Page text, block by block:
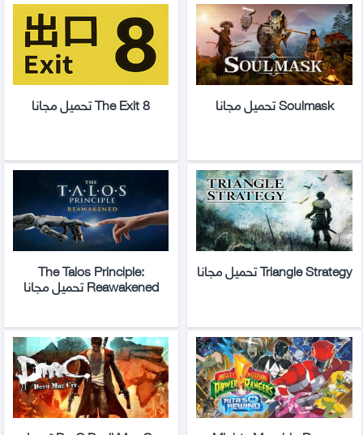
Soulmask تحميل مجانا The Exit 8 تحميل مجانا
Triangle Strategy تحميل مجانا The Talos Principle:
Reawakened تحميل مجانا